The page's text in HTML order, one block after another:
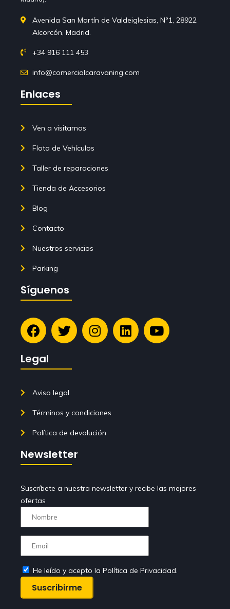
Avenida San Martín de Valdeiglesias, Nº1, 28922
Alcorcón, Madrid.
+34 916 111 453
info@comercialcaravaning.com
Enlaces
Ven a visitarnos
Flota de Vehículos
Taller de reparaciones
Tienda de Accesorios
Blog
Contacto
Nuestros servicios
Parking
Síguenos
Legal
Aviso legal
Términos y condiciones
Política de devolución
Newsletter
Suscríbete a nuestra newsletter y recibe las mejores
ofertas
He leído y acepto la Política de Privacidad.